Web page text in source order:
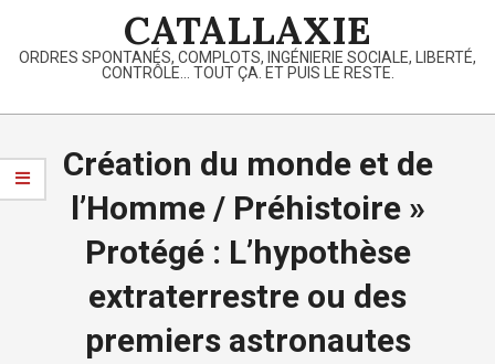
content
CATALLAXIE
ORDRES SPONTANÉS, COMPLOTS, INGÉNIERIE SOCIALE, LIBERTÉ,
CONTRÔLE… TOUT ÇA. ET PUIS LE RESTE.
Primary
Menu
Création du monde et de
l’Homme / Préhistoire »
Protégé : L’hypothèse
extraterrestre ou des
premiers astronautes